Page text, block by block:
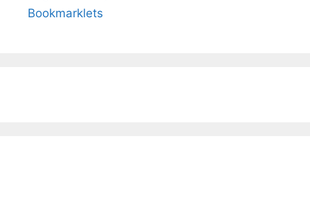
Bookmarklets